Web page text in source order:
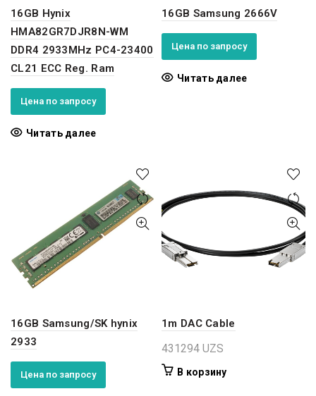
16GB Hynix
HMA82GR7DJR8N-WM
DDR4 2933MHz PC4-23400
CL21 ECC Reg. Ram
Цена по запросу
Читать далее
16GB Samsung 2666V
Цена по запросу
Читать далее
16GB Samsung/SK hynix
2933
Цена по запросу
1m DAC Cable
431294 UZS
В корзину